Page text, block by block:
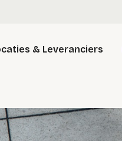
& Leveranciers